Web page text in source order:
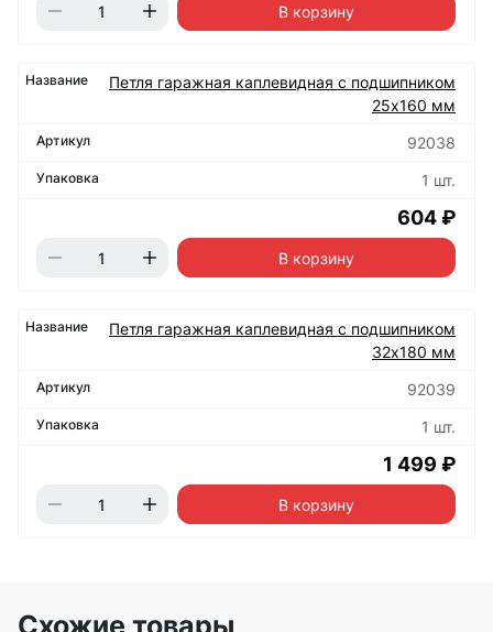
В корзину
Петля гаражная каплевидная с подшипником
25х160 мм
92038
1 шт.
604 ₽
В корзину
Петля гаражная каплевидная с подшипником
32х180 мм
92039
1 шт.
1 499 ₽
В корзину